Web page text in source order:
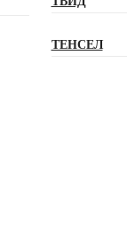
ТЕНСЕЛ